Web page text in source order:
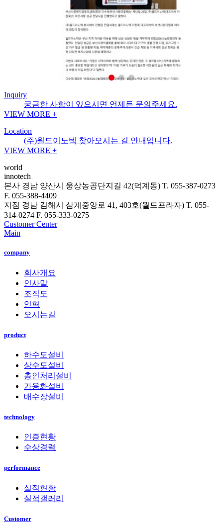
Inquiry
궁금한 사항이 있으시면 언제든 문의주세요.
VIEW MORE +
Location
(주)월드이노텍 찾아오시는 길 안내입니다.
VIEW MORE +
world
innotech
본사 경남 양산시 웅상농공단지길 42(덕계동) T. 055-387-0273
F. 055-388-4409
지점 경남 김해시 삼계중앙로 41, 403호(월드프라자) T. 055-
314-0274 F. 055-333-0275
Customer Center
Main
company
회사개요
인사말
조직도
연혁
오시는길
product
하수도설비
상수도설비
총인처리설비
가용화설비
배수장설비
technology
인증현황
수상경력
performance
실적현황
실적갤러리
Customer